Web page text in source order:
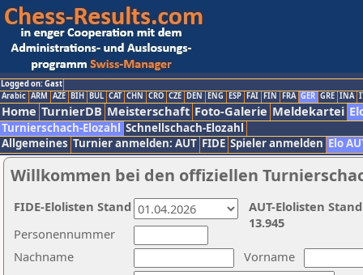
Logged on: Gast
Arabic ARM AZE BIH BUL CAT CHN CRO CZE DEN ENG ESP FAI FIN FRA GER GRE INA
Home TurnierDB Meisterschaft Foto-Galerie Meldekartei
Turnierschach-Elozahl Schnellschach-Elozahl
Allgemeines Turnier anmelden: AUT FIDE Spieler anmelden Elo
Willkommen bei den offiziellen
Nachname
Vorname
Personennummer
AUT-Elolisten
13.945
FIDE-Elolisten Stand